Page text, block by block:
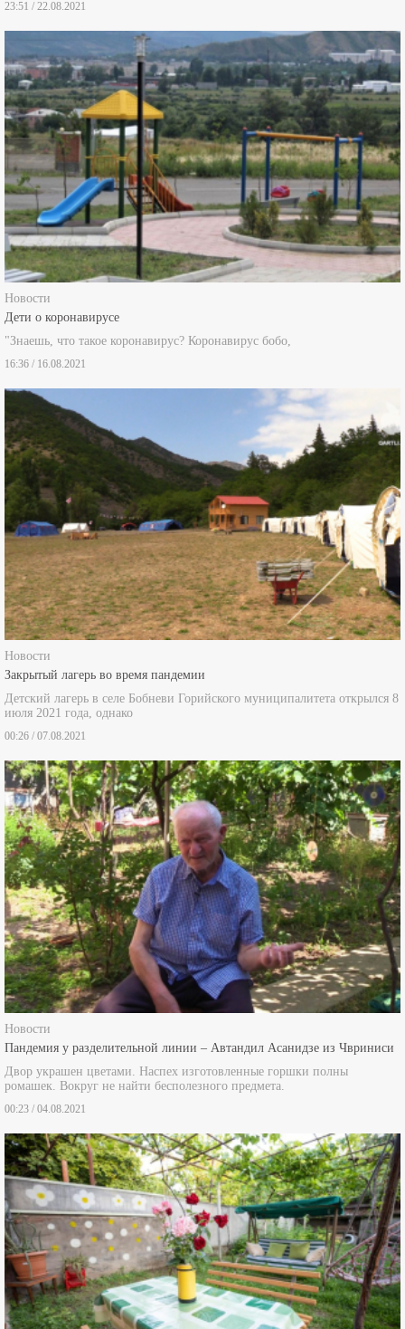
Новости
Дети о коронавирусе
"Знаешь, что такое коронавирус? Коронавирус бобо,
16:36 / 16.08.2021
Новости
Закрытый лагерь во время пандемии
Детский лагерь в селе Бобневи Горийского муниципалитета открылся 8
июля 2021 года, однако
00:26 / 07.08.2021
Новости
Пандемия у разделительной линии – Автандил Асанидзе из Чвриниси
Двор украшен цветами. Наспех изготовленные горшки полны
ромашек. Вокруг не найти бесполезного предмета.
00:23 / 04.08.2021